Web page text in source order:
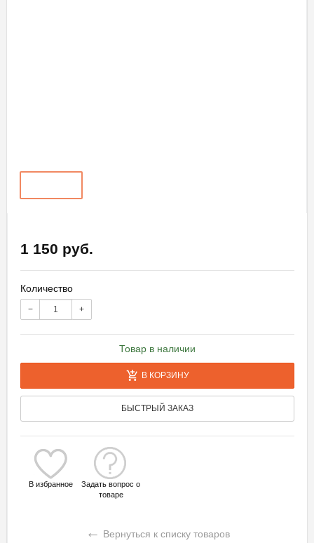
1 150 руб.
Количество
− +
Товар в наличии
В КОРЗИНУ
БЫСТРЫЙ ЗАКАЗ
В избранное
Задать вопрос о
товаре
← Вернуться к списку товаров